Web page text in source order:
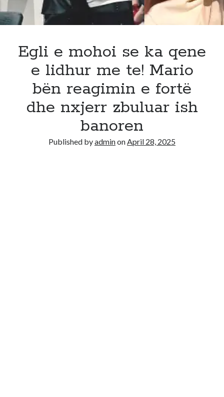
Egli e mohoi se ka qene
e lidhur me te! Mario
bën reagimin e fortë
dhe nxjerr zbuluar ish
banoren
Published byadminonApril 28, 2025